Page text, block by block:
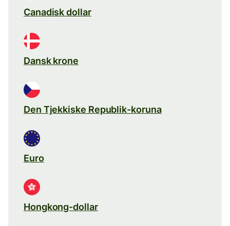
Canadisk dollar
Dansk krone
Den Tjekkiske Republik-koruna
Euro
Hongkong-dollar